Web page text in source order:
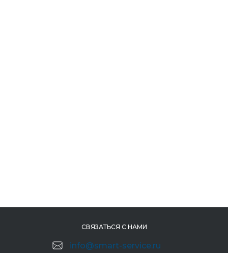
СВЯЗАТЬСЯ С НАМИ
info@smart-service.ru